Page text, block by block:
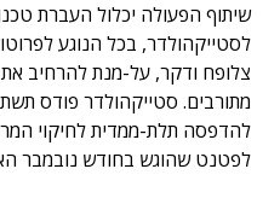
שיתוף הפעולה יכלול העברת
לסטייקהולדר, בכל הנוגע
צלופח ודקר, על-מנת להרחיב את
מתורבים. סטייקהולדר פודס
להדפסה תלת-ממדית לחיקוי
לפטנט שהוגש בחודש נובמבר